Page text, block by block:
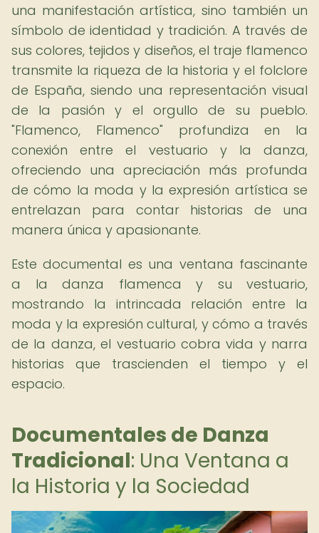
una manifestación artística, sino también un
símbolo de identidad y tradición. A través de
sus colores, tejidos y diseños, el traje flamenco
transmite la riqueza de la historia y el folclore
de España, siendo una representación visual
de la pasión y el orgullo de su pueblo.
"Flamenco, Flamenco" profundiza en la
conexión entre el vestuario y la danza,
ofreciendo una apreciación más profunda
de cómo la moda y la expresión artística se
entrelazan para contar historias de una
manera única y apasionante.
Este documental es una ventana fascinante
a la danza flamenca y su vestuario,
mostrando la intrincada relación entre la
moda y la expresión cultural, y cómo a través
de la danza, el vestuario cobra vida y narra
historias que trascienden el tiempo y el
espacio.
Documentales de Danza
Tradicional: Una Ventana a
la Historia y la Sociedad